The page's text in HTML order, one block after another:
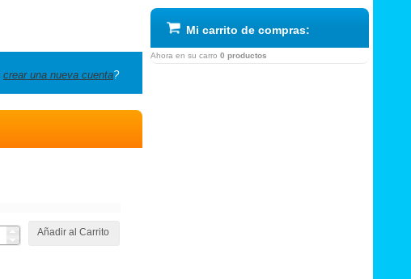
crear una nueva cuenta?
Añadir al Carrito
Mi carrito de compras:
Ahora en su carro 0 productos